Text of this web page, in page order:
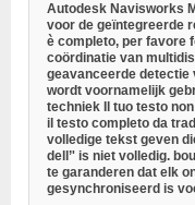
Autodesk Navisworks
voor de geïntegreerde
è completo, per favore
coördinatie van
geavanceerde
wordt voornamelijk
techniek
Il tuo testo
il testo completo da
volledige tekst geven
dell’' is niet volledig.
te garanderen dat elk
gesynchroniseerd is